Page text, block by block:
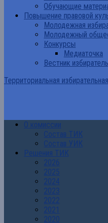
Обучающие
Повышение правовой
Молодежная
Молодежный
Конкурсы
Медиаточка
Вестник
Территориальная
О комиссии
Состав ТИК
Состав УИК
Решения ТИК
2026
2025
2024
2023
2022
2021
2020